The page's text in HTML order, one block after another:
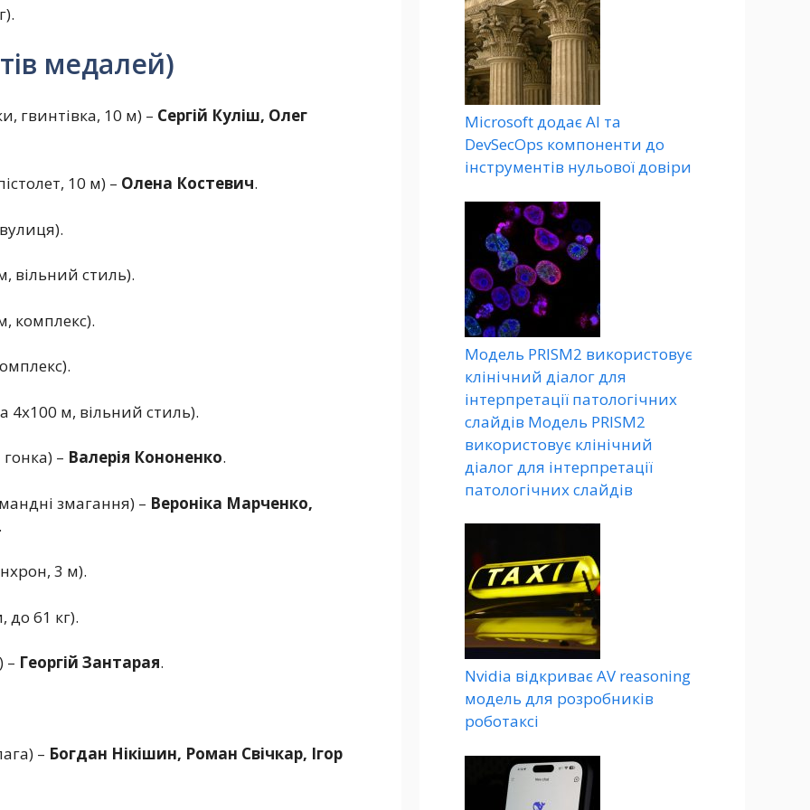
медалей)
гвинтівка, 10 м) – Сергій Куліш, Олег
10 м) – Олена Костевич.
вільний стиль).
комплекс).
4х100 м, вільний стиль).
– Валерія Кононенко.
змагання) – Вероніка Марченко,
3 м).
до 61 кг).
– Георгій Зантарая.
– Богдан Нікішин, Роман Свічкар, Ігор
Microsoft додає AI та
DevSecOps компоненти до
інструментів нульової довіри
Модель PRISM2 використовує
клінічний діалог для
інтерпретації патологічних
слайдів Модель PRISM2
використовує клінічний
діалог для інтерпретації
патологічних слайдів
Nvidia відкриває AV reasoning
модель для розробників
роботаксі